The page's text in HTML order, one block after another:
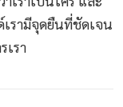
เรามีจุดยืนที่ชัดเจน
เรา